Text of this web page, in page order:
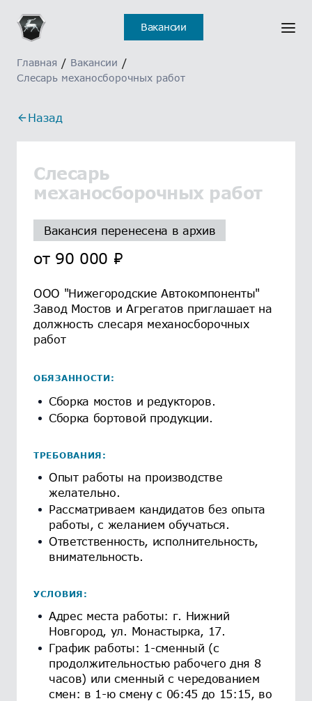
Вакансии
Главная / Вакансии /
Слесарь механосборочных работ
Назад
Слесарь
механосборочных работ
Вакансия перенесена в архив
от 90 000 ₽
ООО "Нижегородские Автокомпоненты"
Завод Мостов и Агрегатов приглашает на
должность слесаря механосборочных
работ
ОБЯЗАННОСТИ:
Сборка мостов и редукторов.
Сборка бортовой продукции.
ТРЕБОВАНИЯ:
Опыт работы на производстве
желательно.
Рассматриваем кандидатов без опыта
работы, с желанием обучаться.
Ответственность, исполнительность,
внимательность.
УСЛОВИЯ:
Адрес места работы: г. Нижний
Новгород, ул. Монастырка, 17.
График работы: 1-сменный (с
продолжительностью рабочего дня 8
часов) или сменный с чередованием
смен: в 1-ю смену с 06:45 до 15:15, во